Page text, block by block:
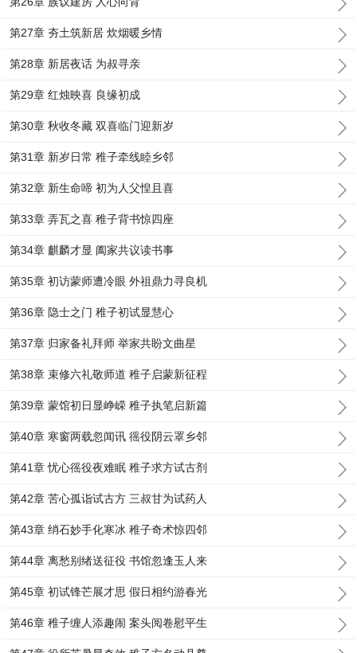
第27章 夯土筑新居 炊烟暖乡情
第28章 新居夜话 为叔寻亲
第29章 红烛映喜 良缘初成
第30章 秋收冬藏 双喜临门迎新岁
第31章 新岁日常 稚子牵线睦乡邻
第32章 新生命啼 初为人父惶且喜
第33章 弄瓦之喜 稚子背书惊四座
第34章 麒麟才显 阖家共议读书事
第35章 初访蒙师遭冷眼 外祖鼎力寻良机
第36章 隐士之门 稚子初试显慧心
第37章 归家备礼拜师 举家共盼文曲星
第38章 束修六礼敬师道 稚子启蒙新征程
第39章 蒙馆初日显峥嵘 稚子执笔启新篇
第40章 寒窗两载忽闻讯 徭役阴云罩乡邻
第41章 忧心徭役夜难眠 稚子求方试古剂
第42章 苦心孤诣试古方 三叔甘为试药人
第43章 绡石妙手化寒冰 稚子奇术惊四邻
第44章 离愁别绪送征役 书馆忽逢玉人来
第45章 初试锋芒展才思 假日相约游春光
第46章 稚子缠人添趣闹 案头阅卷慰平生